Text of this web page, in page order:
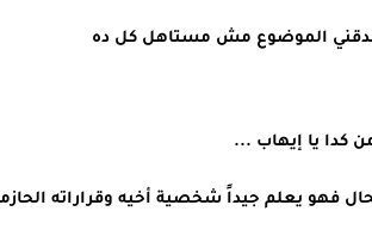
الموضوع مش مستاهل كل ده
كدا يا إيهاب ...